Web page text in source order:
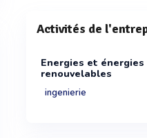
Activités de
Energies et énergies
renouvelables
ingenierie